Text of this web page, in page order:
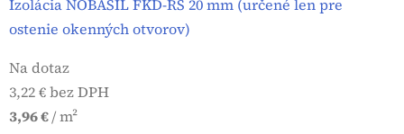
Izolácia NOBASIL FKD-RS 20 mm (určené len pre
ostenie okenných otvorov)
Na dotaz
3,22 € bez DPH
3,96 €/ m²